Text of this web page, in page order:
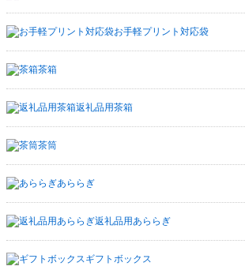
お手軽プリント対応袋
茶箱
返礼品用茶箱
茶筒
あららぎ
返礼品用あららぎ
ギフトボックス